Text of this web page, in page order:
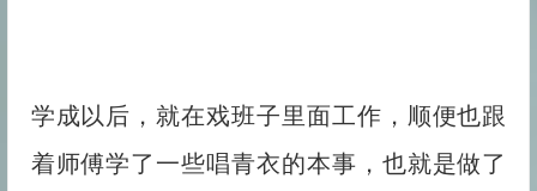
学成以后，就在戏班子里面工作，顺便也跟
着师傅学了一些唱青衣的本事，也就是做了